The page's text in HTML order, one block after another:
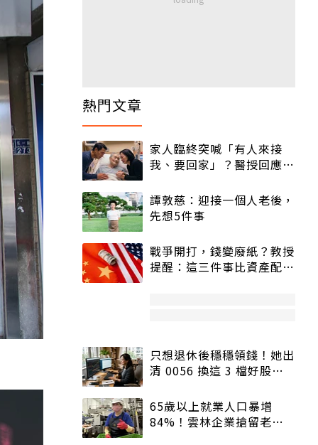
熱門文章
家人臨終突喊「有人來接
我、要回家」？醫授回應方
譚敦慈：迎接一個人老後，
先想5件事
戰爭開打，錢變廢紙？教授
提醒：這三件事比資產配置
只想退休後穩穩領錢！她出
清 0056 換這 3 檔好股：
65歲以上就業人口暴增
84%！雲林企業搶留老員